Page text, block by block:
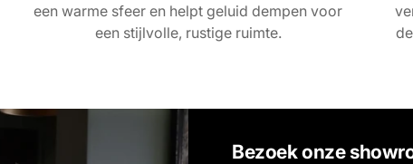
een warme sfeer en helpt geluid dempen voor
een stijlvolle, rustige ruimte.
Bezoek onze